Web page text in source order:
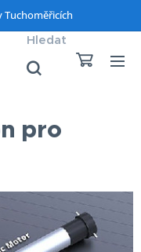
Tuchoměřicích
Hledat
pro